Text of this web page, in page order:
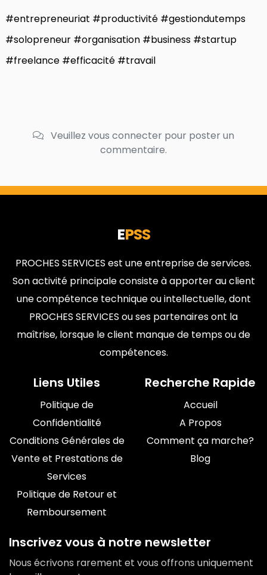
#entrepreneuriat #productivité #gestiondutemps
#solopreneur #organisation #business #startup
#freelance #efficacité #travail
Veuillez vous connecter pour poster un
commentaire.
EPSS
PROCHES SERVICES est une entreprise de services.
Son activité principale consiste à apporter au client
une compétence technique ou intellectuelle, dont
PROCHES SERVICES ou ses partenaires ont la
maîtrise, lorsque le client manque de temps ou de
compétences.
Liens Utiles
Politique de
Confidentialité
Conditions Générales de
Vente et Prestations de
Services
Politique de Retour et
Remboursement
Recherche Rapide
Accueil
A Propos
Comment ça marche?
Blog
Inscrivez vous à notre newsletter
Nous écrivons rarement et vous offrons uniquement